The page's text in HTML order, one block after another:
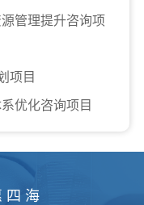
管理提升咨询项
项目
优化咨询项目
四 海